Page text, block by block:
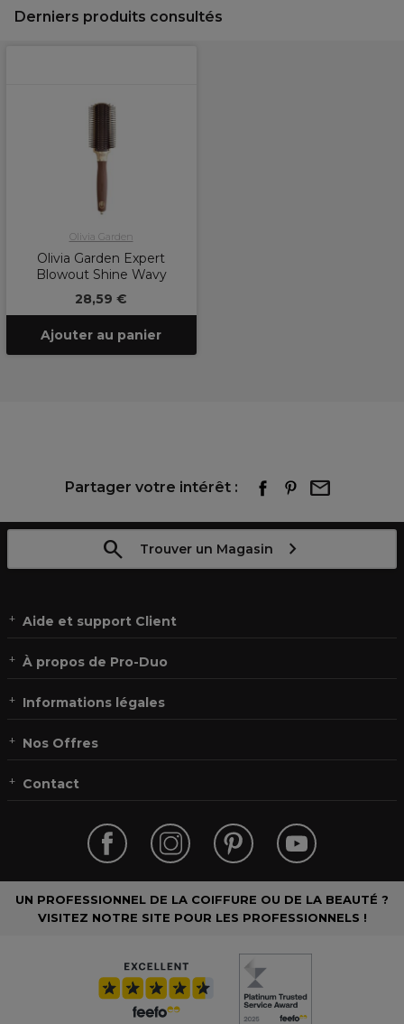
Derniers produits consultés
Olivia Garden
Olivia Garden Expert
Blowout Shine Wavy
28,59 €
Ajouter au panier
Partager votre intérêt :
Trouver un Magasin
Aide et support Client
À propos de Pro-Duo
Informations légales
Nos Offres
Contact
UN PROFESSIONNEL DE LA COIFFURE OU DE LA BEAUTÉ ?
VISITEZ NOTRE SITE POUR LES PROFESSIONNELS !